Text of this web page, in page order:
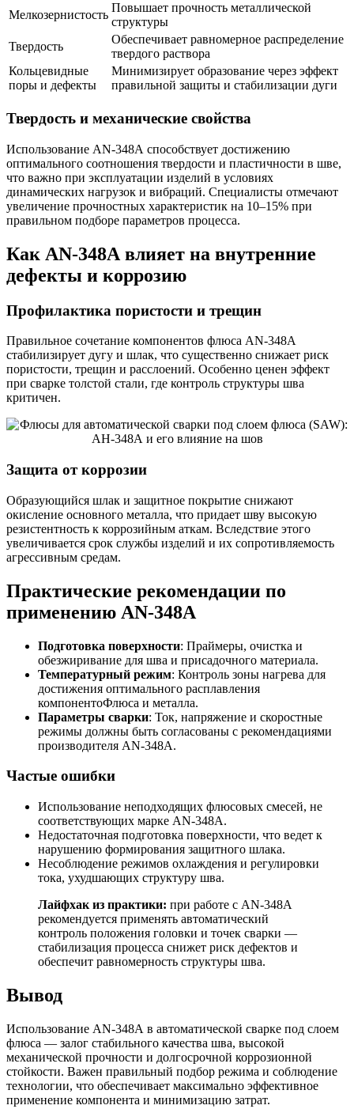
Мелкозернистость
Повышает прочность металлической
структуры
Твердость
Обеспечивает равномерное распределение
твердого раствора
Кольцевидные
поры и дефекты
Минимизирует образование через эффект
правильной защиты и стабилизации дуги
Твердость и механические свойства
Использование AN-348А способствует достижению
оптимального соотношения твердости и пластичности в шве,
что важно при эксплуатации изделий в условиях
динамических нагрузок и вибраций. Специалисты отмечают
увеличение прочностных характеристик на 10–15% при
правильном подборе параметров процесса.
Как AN-348А влияет на внутренние
дефекты и коррозию
Профилактика пористости и трещин
Правильное сочетание компонентов флюса AN-348А
стабилизирует дугу и шлак, что существенно снижает риск
пористости, трещин и расслоений. Особенно ценен эффект
при сварке толстой стали, где контроль структуры шва
критичен.
Защита от коррозии
Образующийся шлак и защитное покрытие снижают
окисление основного металла, что придает шву высокую
резистентность к коррозийным аткам. Вследствие этого
увеличивается срок службы изделий и их сопротивляемость
агрессивным средам.
Практические рекомендации по
применению AN-348А
Подготовка поверхности: Праймеры, очистка и
обезжиривание для шва и присадочного материала.
Температурный режим: Контроль зоны нагрева для
достижения оптимального расплавления
компонентоФлюса и металла.
Параметры сварки: Ток, напряжение и скоростные
режимы должны быть согласованы с рекомендациями
производителя AN-348А.
Частые ошибки
Использование неподходящих флюсовых смесей, не
соответствующих марке AN-348А.
Недостаточная подготовка поверхности, что ведет к
нарушению формирования защитного шлака.
Несоблюдение режимов охлаждения и регулировки
тока, ухудшающих структуру шва.
Лайфхак из практики: при работе с AN-348А
рекомендуется применять автоматический
контроль положения головки и точек сварки —
стабилизация процесса снижет риск дефектов и
обеспечит равномерность структуры шва.
Вывод
Использование AN-348А в автоматической сварке под слоем
флюса — залог стабильного качества шва, высокой
механической прочности и долгосрочной коррозионной
стойкости. Важен правильный подбор режима и соблюдение
технологии, что обеспечивает максимально эффективное
применение компонента и минимизацию затрат.